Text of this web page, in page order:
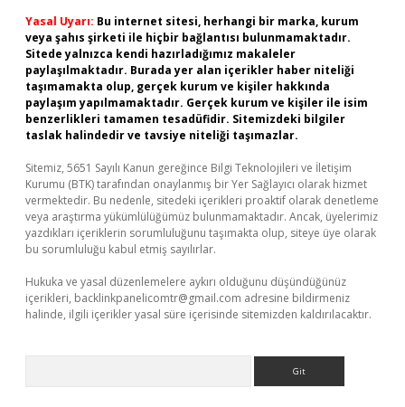
Yasal Uyarı: Bu internet sitesi, herhangi bir marka, kurum
veya şahıs şirketi ile hiçbir bağlantısı bulunmamaktadır.
Sitede yalnızca kendi hazırladığımız makaleler
paylaşılmaktadır. Burada yer alan içerikler haber niteliği
taşımamakta olup, gerçek kurum ve kişiler hakkında
paylaşım yapılmamaktadır. Gerçek kurum ve kişiler ile isim
benzerlikleri tamamen tesadüfidir. Sitemizdeki bilgiler
taslak halindedir ve tavsiye niteliği taşımazlar.
Sitemiz, 5651 Sayılı Kanun gereğince Bilgi Teknolojileri ve İletişim
Kurumu (BTK) tarafından onaylanmış bir Yer Sağlayıcı olarak hizmet
vermektedir. Bu nedenle, sitedeki içerikleri proaktif olarak denetleme
veya araştırma yükümlülüğümüz bulunmamaktadır. Ancak, üyelerimiz
yazdıkları içeriklerin sorumluluğunu taşımakta olup, siteye üye olarak
bu sorumluluğu kabul etmiş sayılırlar.
Hukuka ve yasal düzenlemelere aykırı olduğunu düşündüğünüz
içerikleri, backlinkpanelicomtr@gmail.com adresine bildirmeniz
halinde, ilgili içerikler yasal süre içerisinde sitemizden kaldırılacaktır.